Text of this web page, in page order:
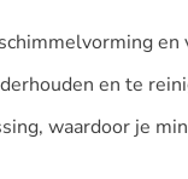
en
en te
waardoor je